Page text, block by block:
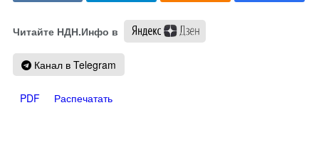
Читайте НДН.Инфо в
Канал в Telegram
PDF Распечатать